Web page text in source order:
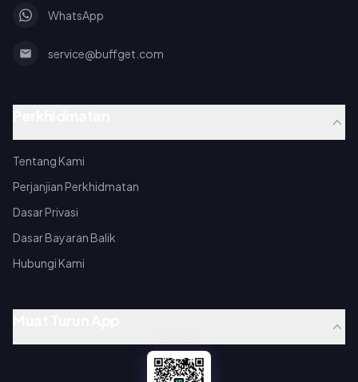
WhatsApp
service@buffget.com
Tentang Kami
Perjanjian Perkhidmatan
Dasar Privasi
Dasar Bayaran Balik
Hubungi Kami